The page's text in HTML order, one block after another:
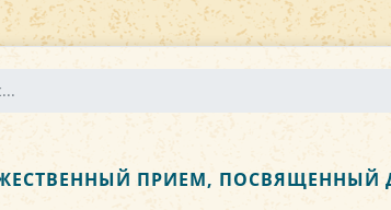
ПРИЕМ, ПОСВЯЩЕННЫЙ